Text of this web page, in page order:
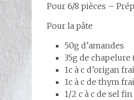
Pour 6/8 pièces –
Pour la pâte
50g d’amandes
35g de chapelure
1c à c d’origan
1c à c de thym
1/2 c à c de sel